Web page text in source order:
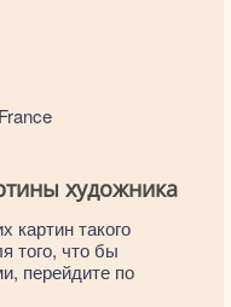
художника
картин такого
того, что бы
перейдите по